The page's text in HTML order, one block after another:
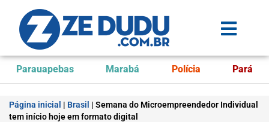
Parauapebas Marabá Polícia Pará
Página inicial | Brasil | Semana do Microempreendedor Individual
tem início hoje em formato digital